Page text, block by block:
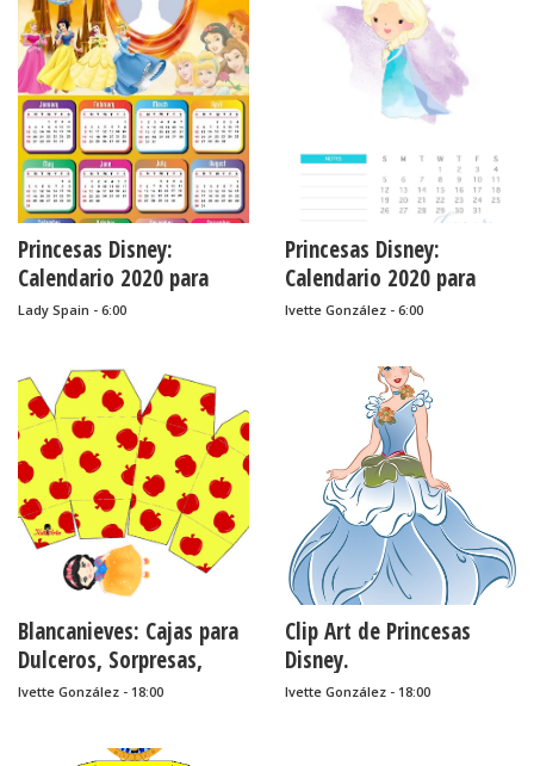
Princesas Disney:
Calendario 2020 para
Imprimir Gratis.
Lady Spain - 6:00
Princesas Disney:
Calendario 2020 para
Imprimir Gratis.
Ivette González - 6:00
Blancanieves: Cajas para
Dulceros, Sorpresas,
Recuerdos o Souvenirs
Ivette González - 18:00
Clip Art de Princesas
Disney.
Ivette González - 18:00